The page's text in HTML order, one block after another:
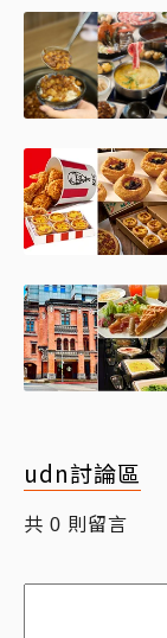
udn討論區
共 0 則留言